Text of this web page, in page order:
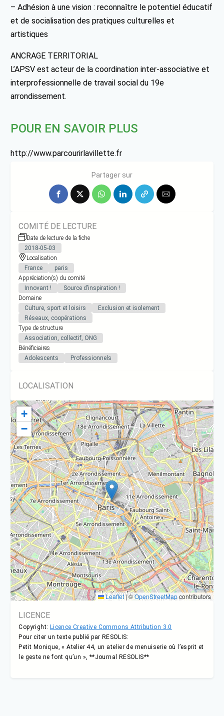
– Adhésion à une vision : reconnaître le potentiel éducatif
et de socialisation des pratiques culturelles et
artistiques
ANCRAGE TERRITORIAL
L’APSV est acteur de la coordination inter-associative et
interprofessionnelle de travail social du 19e
arrondissement.
POUR EN SAVOIR PLUS
http://www.parcourirlavillette.fr
Partager sur
COMITÉ DE LECTURE
Date de lecture de la fiche
2018-05-03
Localisation
France
paris
Appréciation(s) du comité
Innovant !
Source d’inspiration !
Domaine
Culture, sport et loisirs
Exclusion et isolement
Réseaux, coopérations
Type de structure
Association, collectif, ONG
Bénéficiaires
Adolescents
Professionnels
LOCALISATION
+
−
Leaflet |©OpenStreetMapcontributors
LICENCE
Copyright: Licence Creative Commons Attribution 3.0
Pour citer un texte publié par RESOLIS:
Petit Monique, « Atelier 44, un atelier de menuiserie où l’esprit et
le geste ne font qu’un », **Journal RESOLIS**